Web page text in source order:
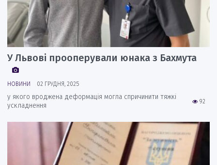
У Львові прооперували юнака з Бахмута
НОВИНИ 02 ГРУДНЯ, 2025
92
у якого вроджена деформація могла спричинити тяжкі
ускладнення